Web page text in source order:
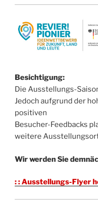
Besichtigung:
Die Ausstellungs-
Jedoch aufgrund der
positiven
Besucher-Feedbacks
weitere
Wir werden Sie
: : Ausstellungs-Flyer